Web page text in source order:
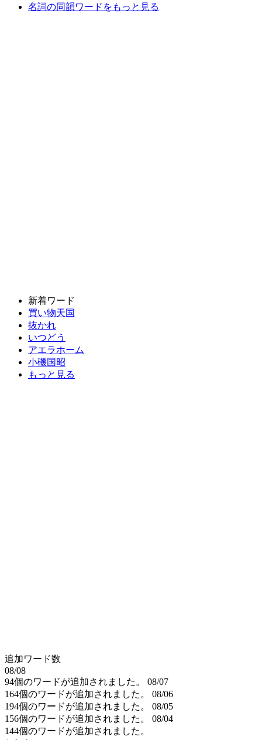
名詞の同韻ワードをもっと見る
新着ワード
買い物天国
抜かれ
いつどう
アエラホーム
小磯国昭
もっと見る
追加ワード数
08/08
94個のワードが追加されました。
08/07
164個のワードが追加されました。
08/06
194個のワードが追加されました。
08/05
156個のワードが追加されました。
08/04
144個のワードが追加されました。